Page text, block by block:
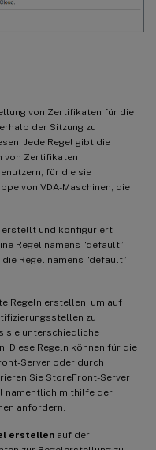
von Zertifikaten für die
der Sitzung zu
Jede Regel gibt die
von Zertifikaten
für die sie
von VDA-Maschinen, die
erstellt und konfiguriert
Regel namens “default”
Regel namens “default”
Regeln erstellen, um auf
zu
sie unterschiedliche
Diese Regeln können für die
Server oder durch
Sie StoreFront-Server
namentlich mithilfe der
anfordern.
erstellen auf der